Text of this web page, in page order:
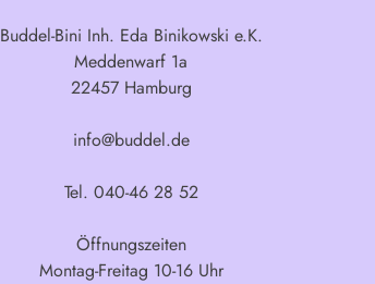
Buddel-Bini Inh. Eda Binikowski e.K.
Meddenwarf 1a
22457 Hamburg
info@buddel.de
Tel. 040-46 28 52
Öffnungszeiten
Montag-Freitag 10-16 Uhr